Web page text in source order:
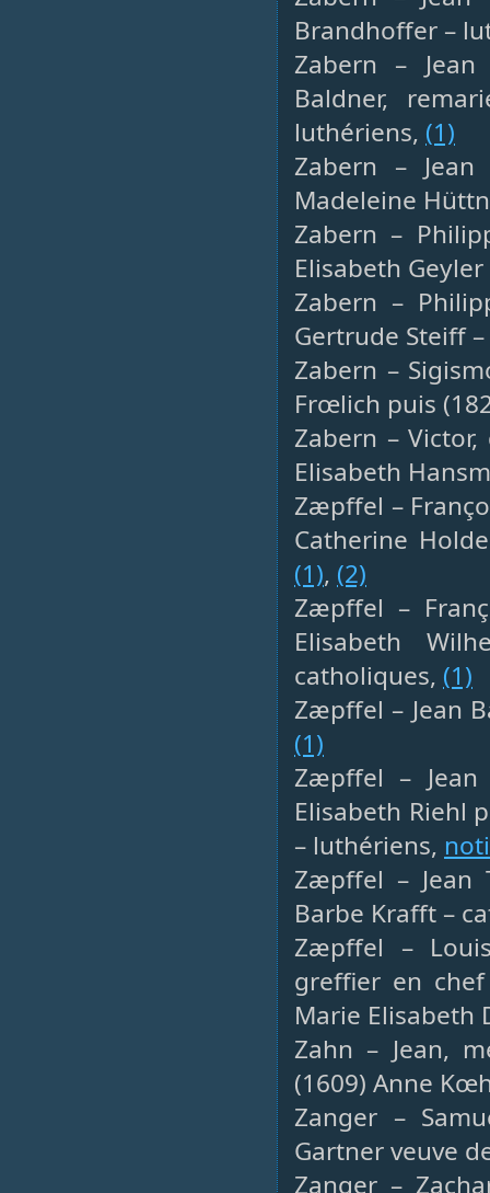
Brandhoffer –
Zabern – Jean
Baldner,
luthériens, (1)
Zabern –
Madeleine
Zabern –
Elisabeth
Zabern –
Gertrude Steiff
Zabern –
Frœlich puis
Zabern –
Elisabeth
Zæpffel –
Catherine
(1), (2)
Zæpffel –
Elisabeth
catholiques, (1)
Zæpffel – Jean
(1)
Zæpffel – Jean
Elisabeth Riehl
– luthériens,
Zæpffel – Jean
Barbe Krafft –
Zæpffel –
greffier en
Marie Elisabeth
Zahn – Jean,
(1609) Anne
Zanger –
Gartner veuve
Zanger –